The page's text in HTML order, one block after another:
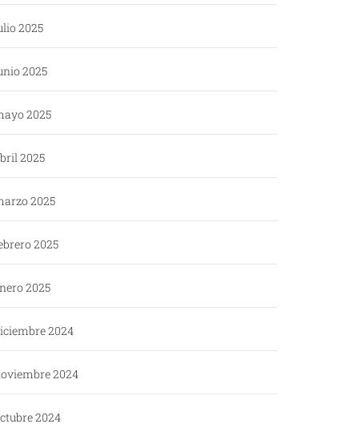
2025
2025
2025
2025
2025
2025
2025
2024
2024
2024